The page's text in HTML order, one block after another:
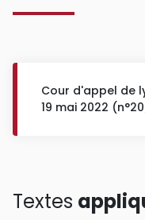
Cour d'appel de
19 mai 2022
Textes